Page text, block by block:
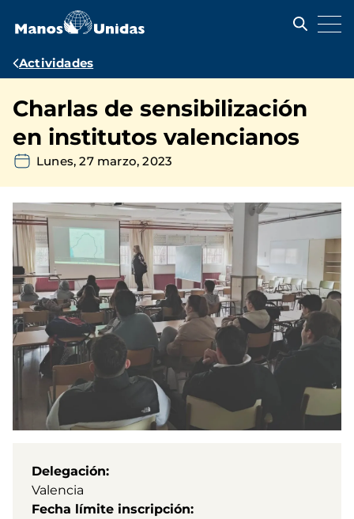
contenido
Ruta
navegación
Actividades
Charlas de sensibilización
en institutos valencianos
Lunes, 27 marzo, 2023
Delegación
Valencia
Fecha límite inscripción